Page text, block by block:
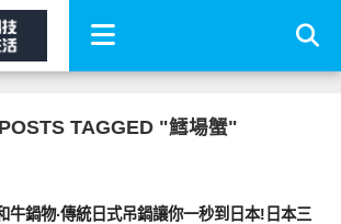
TAGGED "鱈場蟹"
牛鍋物‧傳統日式吊鍋讓你一秒到日本!日本三